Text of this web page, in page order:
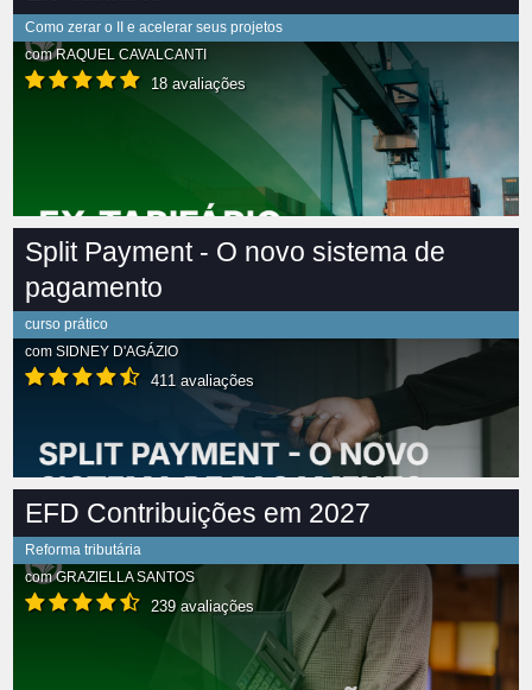
Como zerar o II e acelerar seus projetos
comRAQUEL CAVALCANTI
18 avaliações
Split Payment - O novo sistema de
pagamento
curso prático
com SIDNEY D'AGÁZIO
411 avaliações
EFD Contribuições em 2027
Reforma tributária
comGRAZIELLA SANTOS
239 avaliações